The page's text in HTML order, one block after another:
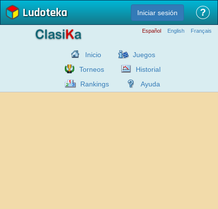
Ludoteka Iniciar sesión ?
Español English Français
Inicio
Juegos
Torneos
Historial
Rankings
Ayuda